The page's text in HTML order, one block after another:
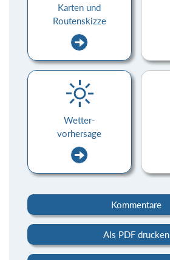
Karten und
Routenskizze
Wetter-
vorhersage
Kommentare
Als PDF drucken